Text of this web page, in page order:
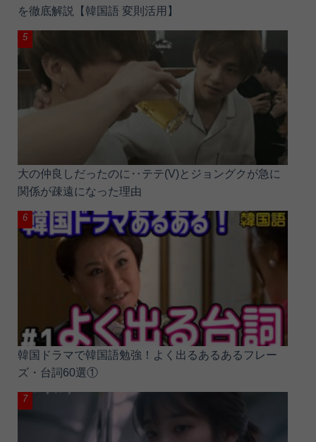
を徹底解説【韓国語 変則活用】
大の仲良しだったのに‥テテ(V)とジョングクが急に
関係が疎遠になった理由
韓国ドラマで韓国語勉強！よく出るあるあるフレー
ズ・台詞60選①